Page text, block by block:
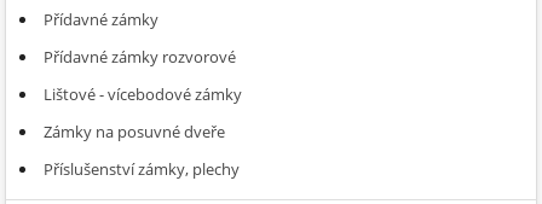
Přídavné zámky
Přídavné zámky rozvorové
Lištové - vícebodové zámky
Zámky na posuvné dveře
Příslušenství zámky, plechy